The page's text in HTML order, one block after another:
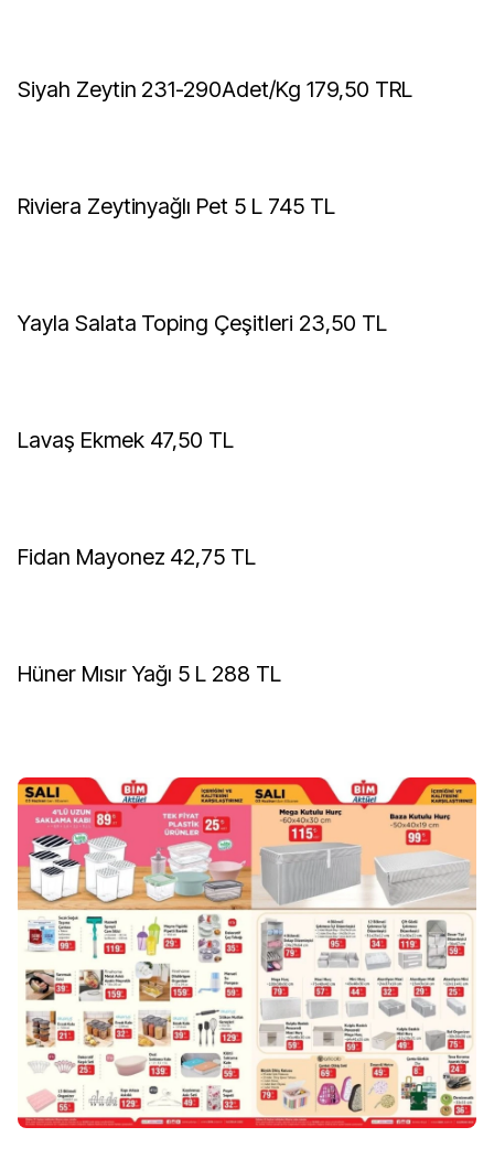
Siyah Zeytin 231-290Adet/Kg 179,50 TRL
Riviera Zeytinyağlı Pet 5 L 745 TL
Yayla Salata Toping Çeşitleri 23,50 TL
Lavaş Ekmek 47,50 TL
Fidan Mayonez 42,75 TL
Hüner Mısır Yağı 5 L 288 TL